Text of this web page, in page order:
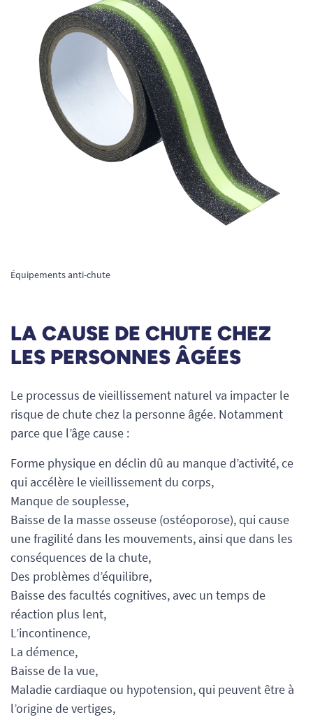
Équipements anti-chute
LA CAUSE DE CHUTE CHEZ
LES PERSONNES ÂGÉES
Le processus de vieillissement naturel va impacter le
risque de chute chez la personne âgée. Notamment
parce que l’âge cause :
Forme physique en déclin dû au manque d’activité, ce
qui accélère le vieillissement du corps,
Manque de souplesse,
Baisse de la masse osseuse (ostéoporose), qui cause
une fragilité dans les mouvements, ainsi que dans les
conséquences de la chute,
Des problèmes d’équilibre,
Baisse des facultés cognitives, avec un temps de
réaction plus lent,
L’incontinence,
La démence,
Baisse de la vue,
Maladie cardiaque ou hypotension, qui peuvent être à
l’origine de vertiges,